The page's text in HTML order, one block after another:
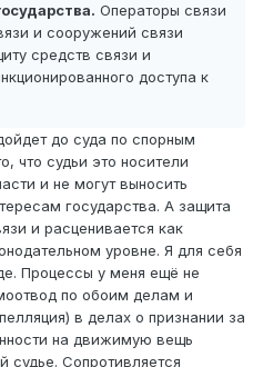
Операторы связи
и сооружений связи
средств связи и
доступа к
до суда по спорным
что судьи это носители
и не могут выносить
государства. А защита
и расценивается как
уровне. Я для себя
Процессы у меня ещё не
по обоим делам и
в делах о признании за
на движимую вещь
судье. Сопротивляется